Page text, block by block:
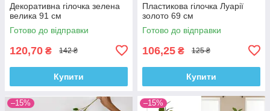
Декоративна гілочка зелена
велика 91 см
Готово до відправки
120,70 ₴ 142 ₴
Купити
Пластикова гілочка Луарії
золото 69 см
Готово до відправки
106,25 ₴ 125 ₴
Купити
–15% –15%